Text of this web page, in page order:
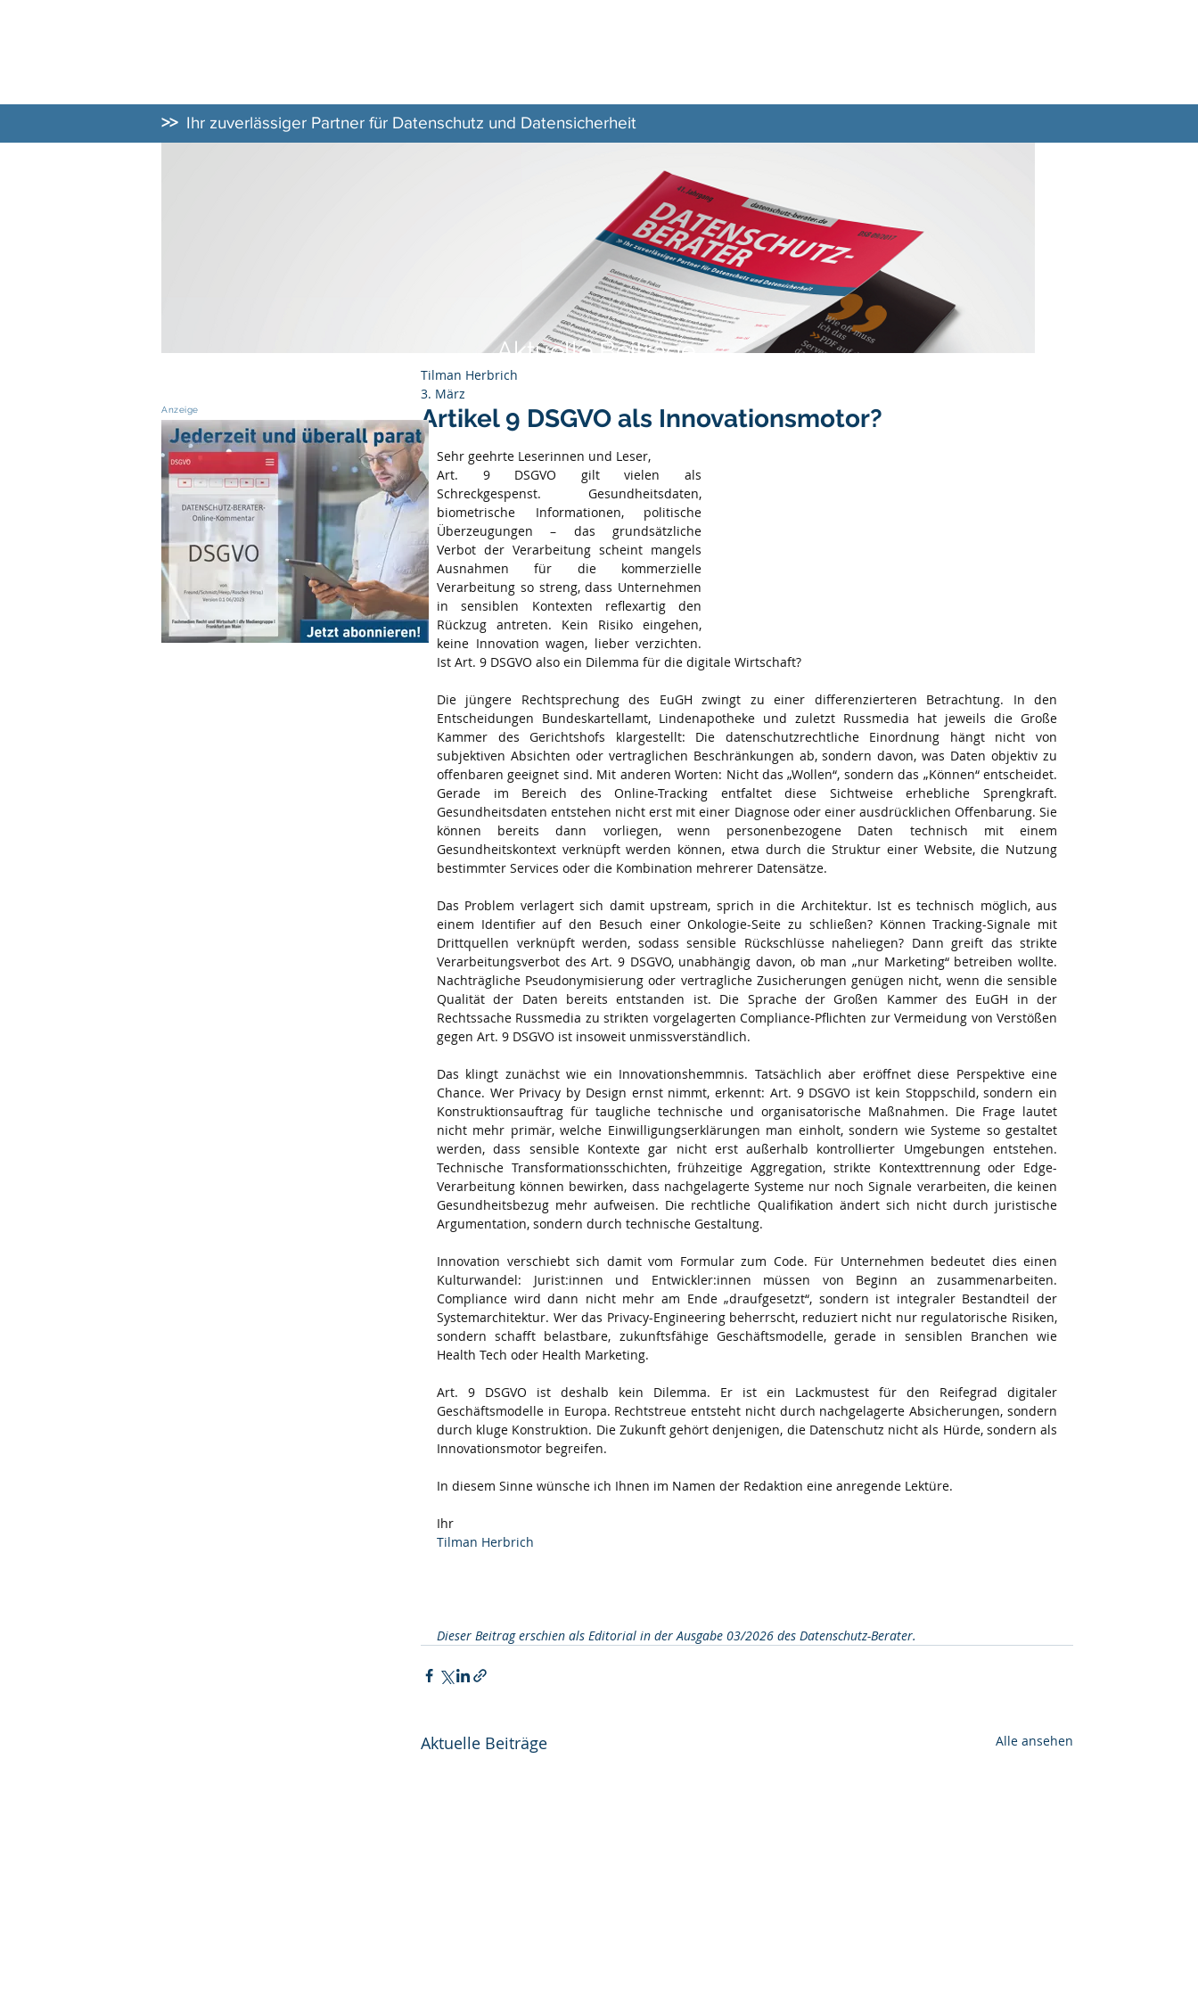
Artikel 9 DSGVO als Innovationsmotor?
Tilman Herbrich
3. März
Sehr geehrte Leserinnen und Leser,
Art. 9 DSGVO gilt vielen als
Schreckgespenst. Gesundheitsdaten,
biometrische Informationen, politische
Überzeugungen – das grundsätzliche
Verbot der Verarbeitung scheint mangels
Ausnahmen für die kommerzielle
Verarbeitung so streng, dass Unternehmen
in sensiblen Kontexten reflexartig den
Rückzug antreten. Kein Risiko eingehen,
keine Innovation wagen, lieber verzichten.
Ist Art. 9 DSGVO also ein Dilemma für die digitale Wirtschaft?
Die jüngere Rechtsprechung des EuGH zwingt zu einer differenzierteren Betrachtung. In den
Entscheidungen Bundeskartellamt, Lindenapotheke und zuletzt Russmedia hat jeweils die Große
Kammer des Gerichtshofs klargestellt: Die datenschutzrechtliche Einordnung hängt nicht von
subjektiven Absichten oder vertraglichen Beschränkungen ab, sondern davon, was Daten objektiv zu
offenbaren geeignet sind. Mit anderen Worten: Nicht das „Wollen“, sondern das „Können“ entscheidet.
Gerade im Bereich des Online-Tracking entfaltet diese Sichtweise erhebliche Sprengkraft.
Gesundheitsdaten entstehen nicht erst mit einer Diagnose oder einer ausdrücklichen Offenbarung. Sie
können bereits dann vorliegen, wenn personenbezogene Daten technisch mit einem
Gesundheitskontext verknüpft werden können, etwa durch die Struktur einer Website, die Nutzung
bestimmter Services oder die Kombination mehrerer Datensätze.
Das Problem verlagert sich damit upstream, sprich in die Architektur. Ist es technisch möglich, aus
einem Identifier auf den Besuch einer Onkologie-Seite zu schließen? Können Tracking-Signale mit
Drittquellen verknüpft werden, sodass sensible Rückschlüsse naheliegen? Dann greift das strikte
Verarbeitungsverbot des Art. 9 DSGVO, unabhängig davon, ob man „nur Marketing“ betreiben wollte.
Nachträgliche Pseudonymisierung oder vertragliche Zusicherungen genügen nicht, wenn die sensible
Qualität der Daten bereits entstanden ist. Die Sprache der Großen Kammer des EuGH in der
Rechtssache Russmedia zu strikten vorgelagerten Compliance-Pflichten zur Vermeidung von Verstößen
gegen Art. 9 DSGVO ist insoweit unmissverständlich.
Das klingt zunächst wie ein Innovationshemmnis. Tatsächlich aber eröffnet diese Perspektive eine
Chance. Wer Privacy by Design ernst nimmt, erkennt: Art. 9 DSGVO ist kein Stoppschild, sondern ein
Konstruktionsauftrag für taugliche technische und organisatorische Maßnahmen. Die Frage lautet
nicht mehr primär, welche Einwilligungserklärungen man einholt, sondern wie Systeme so gestaltet
werden, dass sensible Kontexte gar nicht erst außerhalb kontrollierter Umgebungen entstehen.
Technische Transformationsschichten, frühzeitige Aggregation, strikte Kontexttrennung oder Edge-
Verarbeitung können bewirken, dass nachgelagerte Systeme nur noch Signale verarbeiten, die keinen
Gesundheitsbezug mehr aufweisen. Die rechtliche Qualifikation ändert sich nicht durch juristische
Argumentation, sondern durch technische Gestaltung.
Innovation verschiebt sich damit vom Formular zum Code. Für Unternehmen bedeutet dies einen
Kulturwandel: Jurist:innen und Entwickler:innen müssen von Beginn an zusammenarbeiten.
Compliance wird dann nicht mehr am Ende „draufgesetzt“, sondern ist integraler Bestandteil der
Systemarchitektur. Wer das Privacy-Engineering beherrscht, reduziert nicht nur regulatorische Risiken,
sondern schafft belastbare, zukunftsfähige Geschäftsmodelle, gerade in sensiblen Branchen wie
Health Tech oder Health Marketing.
Art. 9 DSGVO ist deshalb kein Dilemma. Er ist ein Lackmustest für den Reifegrad digitaler
Geschäftsmodelle in Europa. Rechtstreue entsteht nicht durch nachgelagerte Absicherungen, sondern
durch kluge Konstruktion. Die Zukunft gehört denjenigen, die Datenschutz nicht als Hürde, sondern als
Innovationsmotor begreifen.
In diesem Sinne wünsche ich Ihnen im Namen der Redaktion eine anregende Lektüre.
Ihr
Tilman Herbrich
Dieser Beitrag erschien als Editorial in der Ausgabe 03/2026 des Datenschutz-Berater.
Aktuelle Beiträge Alle ansehen
Aktuelle Beiträge
Anzeige
>> Ihr zuverlässiger Partner für Datenschutz und Datensicherheit